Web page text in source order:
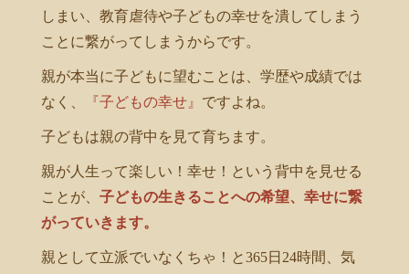
しまい、教育虐待や子どもの幸せを潰してしまう
ことに繋がってしまうからです。
親が本当に子どもに望むことは、学歴や成績では
なく、
『子どもの幸せ』 ですよね。
子どもは親の背中を見て育ちます。
親が人生って楽しい！幸せ！という背中を見せる
ことが、 子どもの生きることへの希望、幸せに繋
がっていきます。
親として立派でいなくちゃ！と365日24時間、気